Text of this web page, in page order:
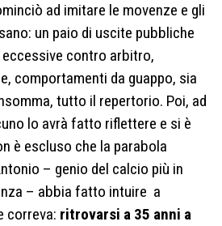
ad imitare le movenze e gli
un paio di uscite pubbliche
contro arbitro,
comportamenti da guappo, sia
tutto il repertorio. Poi, ad
lo avrà fatto riflettere e si è
è escluso che la parabola
– genio del calcio più in
– abbia fatto intuire a
correva: ritrovarsi a 35 anni a